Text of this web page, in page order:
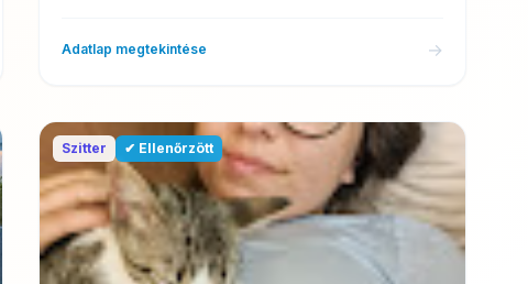
Adatlap megtekintése →
Szitter ✔ Ellenőrzött